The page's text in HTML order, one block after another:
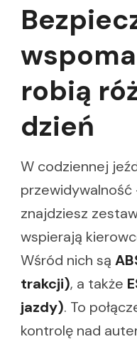
robią
dzień
W codziennej
znajdziesz
wspierają
Wśród nich są
trakcji), a także
jazdy). To
kontrolę nad